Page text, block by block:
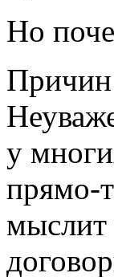
Но
Причин
у
прямо-
мыслит